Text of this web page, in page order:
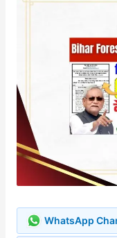
WhatsApp